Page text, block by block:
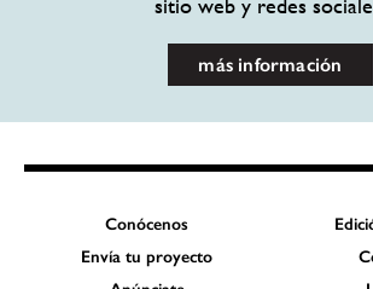
sitio web y redes
más información
Conócenos
Envía tu proyecto